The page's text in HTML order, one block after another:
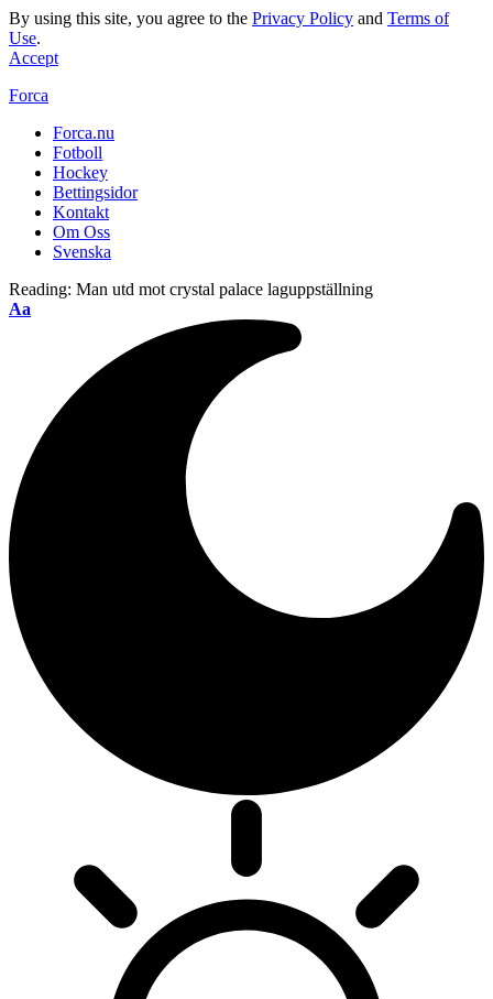
By using this site, you agree to the Privacy Policy and Terms of
Use.
Accept
Forca
Forca.nu
Fotboll
Hockey
Bettingsidor
Kontakt
Om Oss
Svenska
Reading: Man utd mot crystal palace laguppställning
Aa